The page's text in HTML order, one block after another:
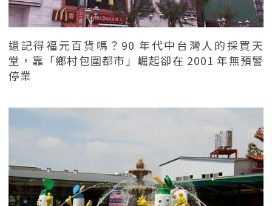
還記得福元百貨嗎？90 年代中台灣人的採買天
堂，靠「鄉村包圍都市」崛起卻在 2001 年無預警
停業